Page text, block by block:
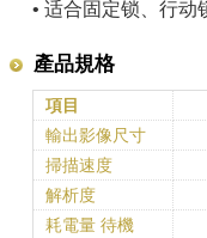
• 适合固定锁、行动
產品規格
項目
輸出影像尺寸
掃描速度
解析度
耗電量 待機